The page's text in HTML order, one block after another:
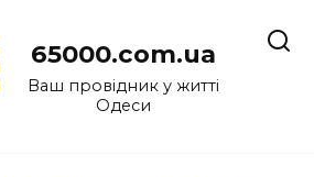
65000.com.ua
Ваш провідник у житті
Одеси